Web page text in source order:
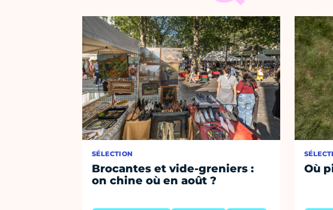
SÉLECTION
Brocantes et vide-greniers :
on chine où en août ?
Où